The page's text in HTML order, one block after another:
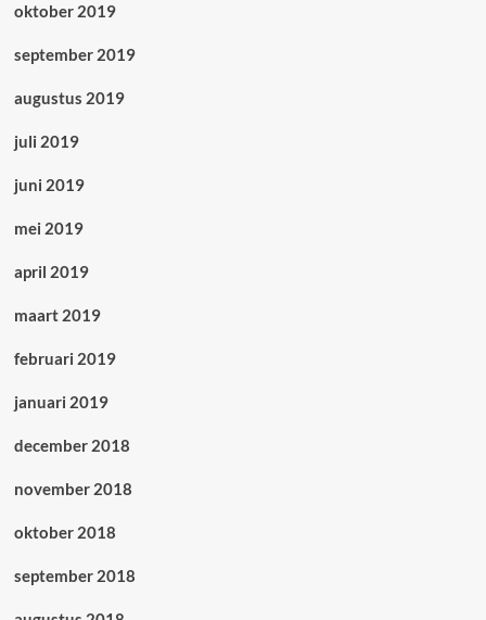
oktober 2019
september 2019
augustus 2019
juli 2019
juni 2019
mei 2019
april 2019
maart 2019
februari 2019
januari 2019
december 2018
november 2018
oktober 2018
september 2018